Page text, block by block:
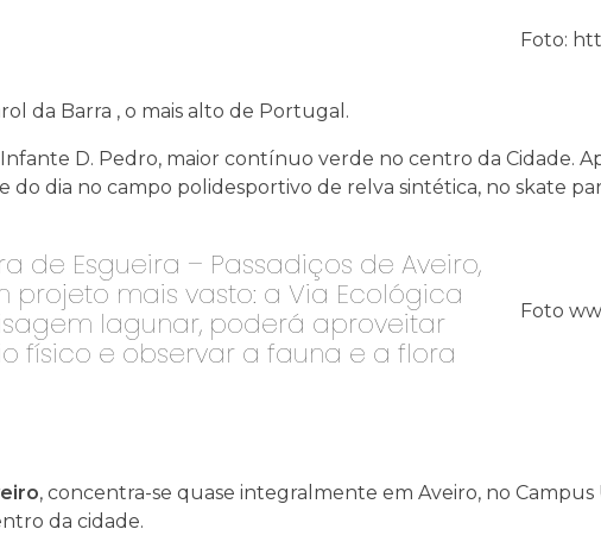
Foto:
da Barra , o mais alto de Portugal.
D. Pedro, maior contínuo verde no centro da Cidade.
dia no campo polidesportivo de relva sintética, no skate
Esgueira – Passadiços de Aveiro,
mais vasto: a Via Ecológica
lagunar, poderá aproveitar
físico e observar a fauna e a flora
Foto
, concentra-se quase integralmente em Aveiro, no
da cidade.